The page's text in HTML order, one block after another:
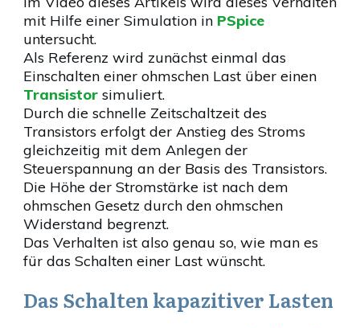
mit Hilfe einer Simulation in PSpice
untersucht.
Als Referenz wird zunächst einmal das
Einschalten einer ohmschen Last über einen
Transistor simuliert.
Durch die schnelle Zeitschaltzeit des
Transistors erfolgt der Anstieg des Stroms
gleichzeitig mit dem Anlegen der
Steuerspannung an der Basis des Transistors.
Die Höhe der Stromstärke ist nach dem
ohmschen Gesetz durch den ohmschen
Widerstand begrenzt.
Das Verhalten ist also genau so, wie man es
für das Schalten einer Last wünscht.
Das Schalten kapazitiver Lasten